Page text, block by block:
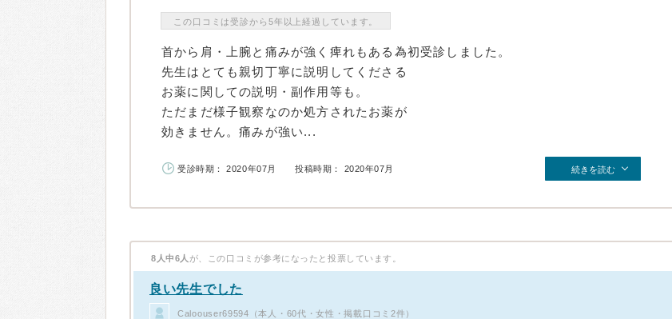
この口コミは受診から5年以上経過しています。
首から肩・上腕と痛みが強く痺れもある為初受診しました。
先生はとても親切丁寧に説明してくださる
お薬に関しての説明・副作用等も。
ただまだ様子観察なのか処方されたお薬が
効きません。痛みが強い...
受診時期： 2020年07月 投稿時期： 2020年07月 続きを読む
8人中6人 が、この口コミが参考になったと投票しています。
良い先生でした
Caloouser69594（本人・60代・女性・掲載口コミ2件）